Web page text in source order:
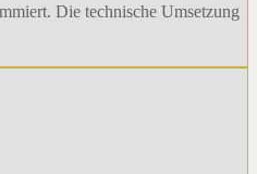
Die technische Umsetzung